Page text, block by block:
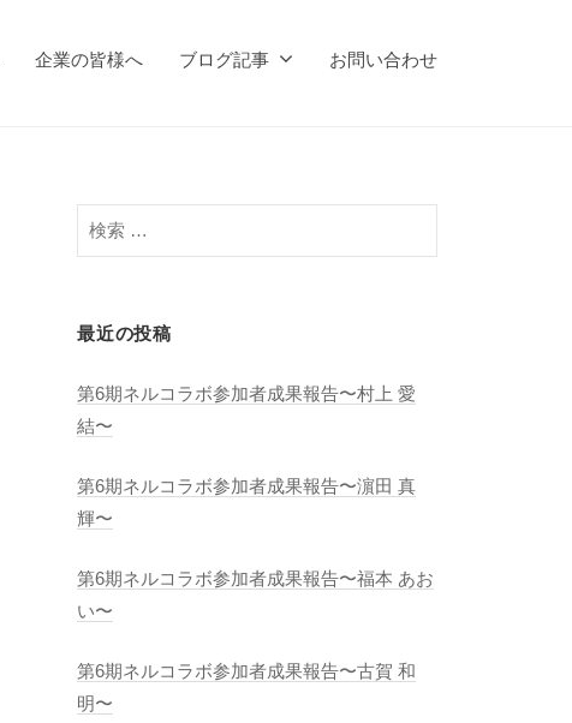
企業の皆様へ ブログ記事 お問い合わせ
検
索
最近の投稿
第6期ネルコラボ参加者成果報告〜村上 愛
結〜
第6期ネルコラボ参加者成果報告〜濵田 真
輝〜
第6期ネルコラボ参加者成果報告〜福本 あお
い〜
第6期ネルコラボ参加者成果報告〜古賀 和
明〜